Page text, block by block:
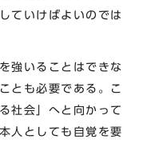
ていけばよいのでは
強いることはできな
とも必要である。こ
社会」へと向かって
人としても自覚を要